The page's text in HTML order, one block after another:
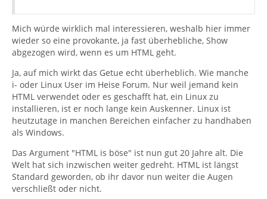
Mich würde wirklich mal interessieren, weshalb hier immer
wieder so eine provokante, ja fast überhebliche, Show
abgezogen wird, wenn es um HTML geht.
Ja, auf mich wirkt das Getue echt überheblich. Wie manche
i- oder Linux User im Heise Forum. Nur weil jemand kein
HTML verwendet oder es geschafft hat, ein Linux zu
installieren, ist er noch lange kein Auskenner. Linux ist
heutzutage in manchen Bereichen einfacher zu handhaben
als Windows.
Das Argument "HTML is böse" ist nun gut 20 Jahre alt. Die
Welt hat sich inzwischen weiter gedreht. HTML ist längst
Standard geworden, ob ihr davor nun weiter die Augen
verschließt oder nicht.